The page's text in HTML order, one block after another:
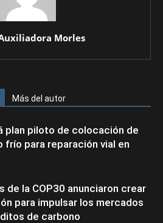
Morles
Más del autor
plan piloto de colocación de
frío para reparación vial en
de la COP30 anunciaron crear
para impulsar los mercados
de carbono